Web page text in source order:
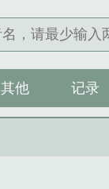
其他 记录